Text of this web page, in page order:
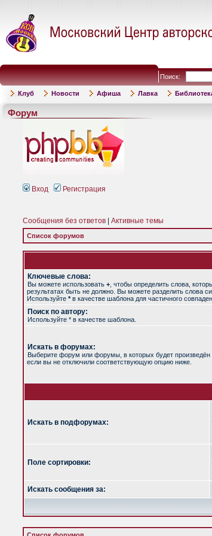
Поиск:
Клуб Новости Афиша Лавка
Форум
Вход Регистрация
Сообщения без ответов Активные темы
Список форумов
Ключевые слова:
Вы можете использовать + , чтобы определить слова,
результатах быть не должно. Вы можете разделить слова
Используйте *в качестве шаблона для частичного
Поиск по автору:
Используйте * в качестве шаблона.
Искать в форумах:
Выберите форум или форумы, в которых будет произведён
если вы не отключили соответствующую опцию ниже.
Искать в подфорумах:
Поле сортировки:
Искать сообщения за: